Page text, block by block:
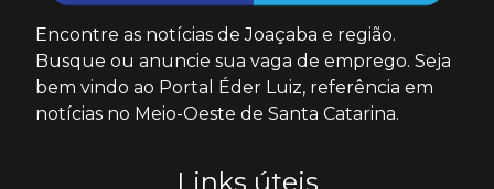
Encontre as notícias de Joaçaba e região.
Busque ou anuncie sua vaga de emprego. Seja
bem vindo ao Portal Éder Luiz, referência em
notícias no Meio-Oeste de Santa Catarina.
Links úteis